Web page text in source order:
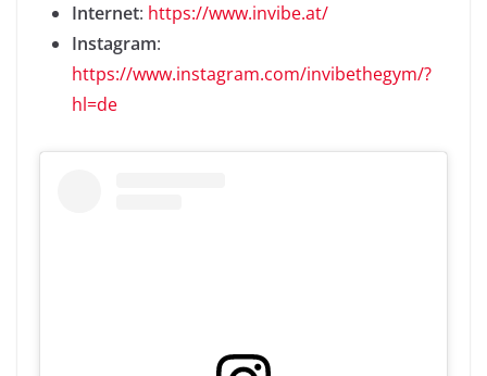
Internet: https://www.invibe.at/
Instagram:
https://www.instagram.com/invibethegym/?
hl=de